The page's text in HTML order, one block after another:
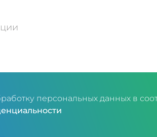
персональных данных в